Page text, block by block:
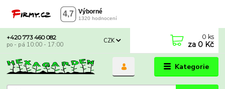
Kategorie
CZK
+420 773 460 082
po - pá 10:00 - 17:00
0 ks
za 0 Kč